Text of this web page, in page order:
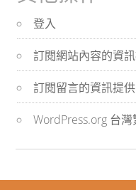
登入
訂閱網站內容的資
訂閱留言的資訊提供
WordPress.org 台